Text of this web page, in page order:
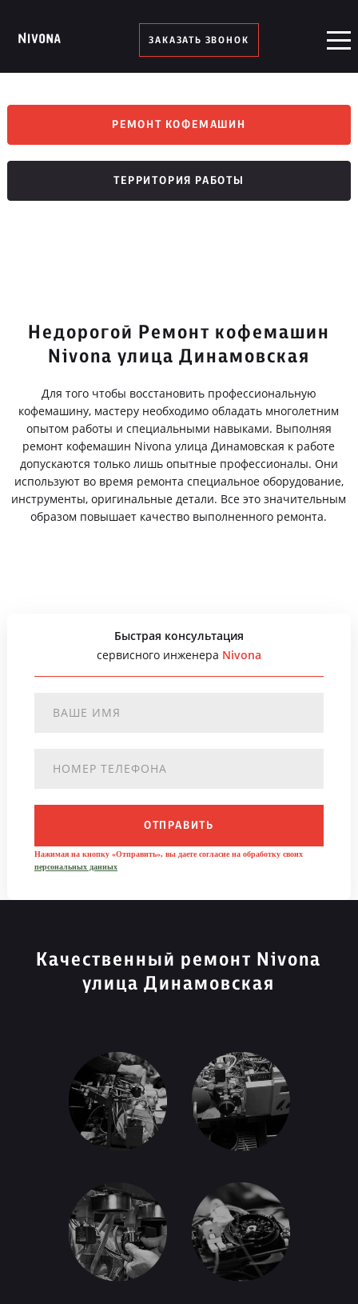
ЗАКАЗАТЬ ЗВОНОК
РЕМОНТ КОФЕМАШИН
ТЕРРИТОРИЯ РАБОТЫ
Недорогой Ремонт кофемашин
Nivona улица Динамовская
Для того чтобы восстановить профессиональную
кофемашину, мастеру необходимо обладать многолетним
опытом работы и специальными навыками. Выполняя
ремонт кофемашин Nivona улица Динамовская к работе
допускаются только лишь опытные профессионалы. Они
используют во время ремонта специальное оборудование,
инструменты, оригинальные детали. Все это значительным
образом повышает качество выполненного ремонта.
Быстрая консультация
сервисного инженера Nivona
ОТПРАВИТЬ
Нажимая на кнопку «Отправить», вы даете согласие на обработку своих
персональных данных
Качественный ремонт Nivona
улица Динамовская